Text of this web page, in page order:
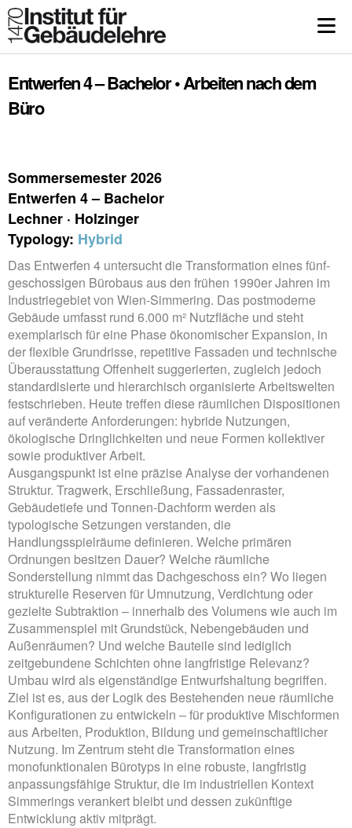
Entwerfen 4 – Bachelor • Arbeiten nach dem
Büro
Sommersemester 2026
Entwerfen 4 – Bachelor
Lechner · Holzinger
Typology: Hybrid
Das Entwerfen 4 untersucht die Transformation eines fünf-
geschossigen Bürobaus aus den frühen 1990er Jahren im
Industriegebiet von Wien-Simmering. Das postmoderne
Gebäude umfasst rund 6.000 m² Nutzfläche und steht
exemplarisch für eine Phase ökonomischer Expansion, in
der flexible Grundrisse, repetitive Fassaden und technische
Überausstattung Offenheit suggerierten, zugleich jedoch
standardisierte und hierarchisch organisierte Arbeitswelten
festschrieben. Heute treffen diese räumlichen Dispositionen
auf veränderte Anforderungen: hybride Nutzungen,
ökologische Dringlichkeiten und neue Formen kollektiver
sowie produktiver Arbeit.
Ausgangspunkt ist eine präzise Analyse der vorhandenen
Struktur. Tragwerk, Erschließung, Fassadenraster,
Gebäudetiefe und Tonnen-Dachform werden als
typologische Setzungen verstanden, die
Handlungsspielräume definieren. Welche primären
Ordnungen besitzen Dauer? Welche räumliche
Sonderstellung nimmt das Dachgeschoss ein? Wo liegen
strukturelle Reserven für Umnutzung, Verdichtung oder
gezielte Subtraktion – innerhalb des Volumens wie auch im
Zusammenspiel mit Grundstück, Nebengebäuden und
Außenräumen? Und welche Bauteile sind lediglich
zeitgebundene Schichten ohne langfristige Relevanz?
Umbau wird als eigenständige Entwurfshaltung begriffen.
Ziel ist es, aus der Logik des Bestehenden neue räumliche
Konfigurationen zu entwickeln – für produktive Mischformen
aus Arbeiten, Produktion, Bildung und gemeinschaftlicher
Nutzung. Im Zentrum steht die Transformation eines
monofunktionalen Bürotyps in eine robuste, langfristig
anpassungsfähige Struktur, die im industriellen Kontext
Simmerings verankert bleibt und dessen zukünftige
Entwicklung aktiv mitprägt.